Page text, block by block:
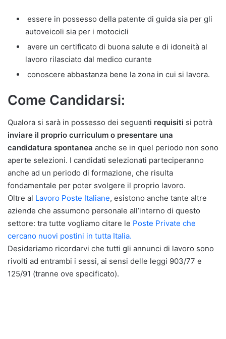
essere in possesso della patente di guida sia per gli
autoveicoli sia per i motocicli
avere un certificato di buona salute e di idoneità al
lavoro rilasciato dal medico curante
conoscere abbastanza bene la zona in cui si lavora.
Come Candidarsi:
Qualora si sarà in possesso dei seguenti requisiti si potrà
inviare il proprio curriculum o presentare una
candidatura spontanea anche se in quel periodo non sono
aperte selezioni. I candidati selezionati parteciperanno
anche ad un periodo di formazione, che risulta
fondamentale per poter svolgere il proprio lavoro.
Oltre al Lavoro Poste Italiane, esistono anche tante altre
aziende che assumono personale all’interno di questo
settore: tra tutte vogliamo citare le Poste Private che
cercano nuovi postini in tutta Italia.
Desideriamo ricordarvi che tutti gli annunci di lavoro sono
rivolti ad entrambi i sessi, ai sensi delle leggi 903/77 e
125/91 (tranne ove specificato).